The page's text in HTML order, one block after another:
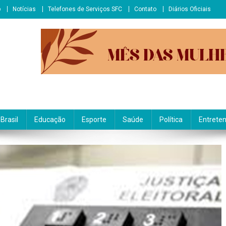
Notícias Telefones de Serviços SFC Contato Diários Oficiais
Brasil Educação Esporte Saúde Política